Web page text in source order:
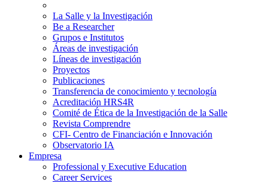
La Salle y la Investigación
Be a Researcher
Grupos e Institutos
Áreas de investigación
Líneas de investigación
Proyectos
Publicaciones
Transferencia de conocimiento y tecnología
Acreditación HRS4R
Comité de Ética de la Investigación de la Salle
Revista Comprendre
CFI- Centro de Financiación e Innovación
Observatorio IA
Empresa
Professional y Executive Education
Career Services